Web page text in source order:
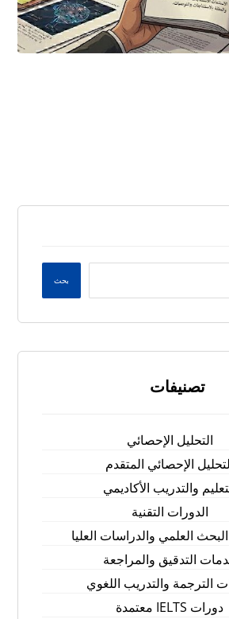
بحث
تصنيفات
التحليل الإحصائي
الإحصائي المتقدم
والتدريب الأكاديمي
الدورات التقنية
العلمي والدراسات العليا
التدقيق والمراجعة
الترجمة والتدريب اللغوي
دورات IELTS معتمدة